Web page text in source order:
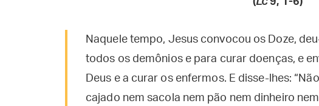
Naquele tempo, Jesus convocou os Doze,
todos os demônios e para curar doenças, e
Deus e a curar os enfermos. E disse-lhes:
cajado nem sacola nem pão nem dinheiro